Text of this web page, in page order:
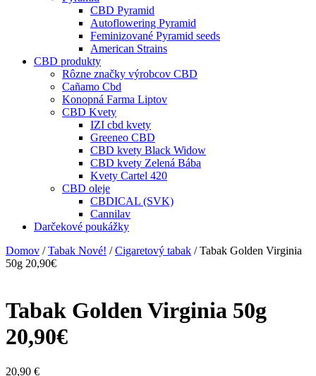
CBD Pyramid
Autoflowering Pyramid
Feminizované Pyramid seeds
American Strains
CBD produkty
Rôzne značky výrobcov CBD
Cañamo Cbd
Konopná Farma Liptov
CBD Kvety
IZI cbd kvety
Greeneo CBD
CBD kvety Black Widow
CBD kvety Zelená Bába
Kvety Cartel 420
CBD oleje
CBDICAL (SVK)
Cannilav
Darčekové poukážky
Domov /Tabak Nové! /Cigaretový tabak / Tabak Golden Virginia
50g 20,90€
Tabak Golden Virginia 50g
20,90€
20,90 €